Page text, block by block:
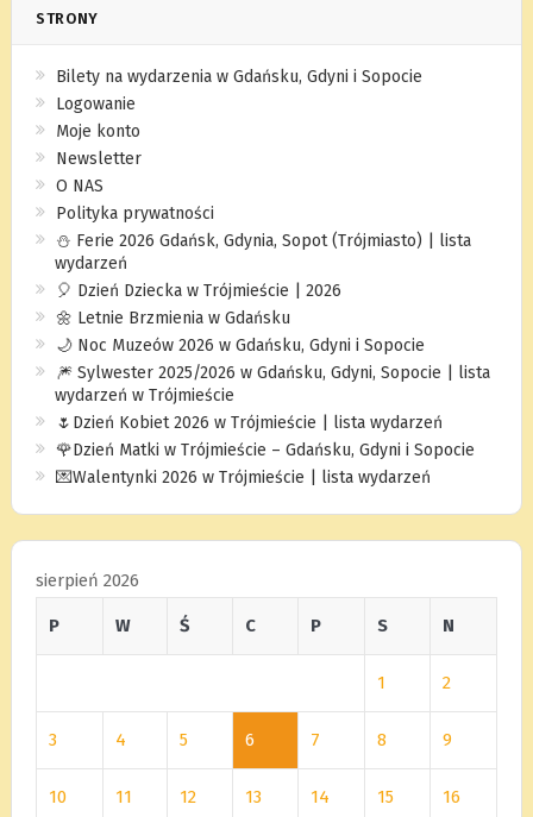
STRONY
Bilety na wydarzenia w Gdańsku, Gdyni i Sopocie
Logowanie
Moje konto
Newsletter
O NAS
Polityka prywatności
⛄️ Ferie 2026 Gdańsk, Gdynia, Sopot (Trójmiasto) | lista
wydarzeń
🎈 Dzień Dziecka w Trójmieście | 2026
🌼 Letnie Brzmienia w Gdańsku
🌙 Noc Muzeów 2026 w Gdańsku, Gdyni i Sopocie
🎆 Sylwester 2025/2026 w Gdańsku, Gdyni, Sopocie | lista
wydarzeń w Trójmieście
🌷Dzień Kobiet 2026 w Trójmieście | lista wydarzeń
🌹Dzień Matki w Trójmieście – Gdańsku, Gdyni i Sopocie
💌Walentynki 2026 w Trójmieście | lista wydarzeń
sierpień 2026
P W Ś C P S N
1 2
3 4 5 6 7 8 9
10 11 12 13 14 15 16